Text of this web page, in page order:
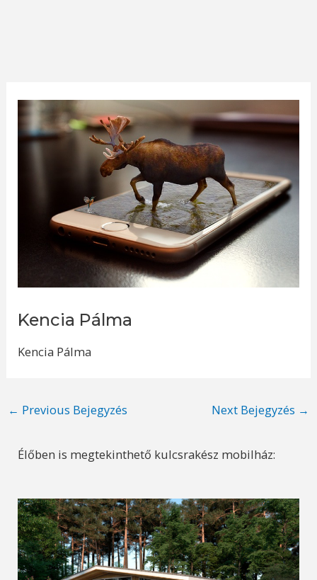
Kencia Pálma
Kencia Pálma
Post
← Previous Bejegyzés Next Bejegyzés →
Élőben is megtekinthető kulcsrakész mobilház: